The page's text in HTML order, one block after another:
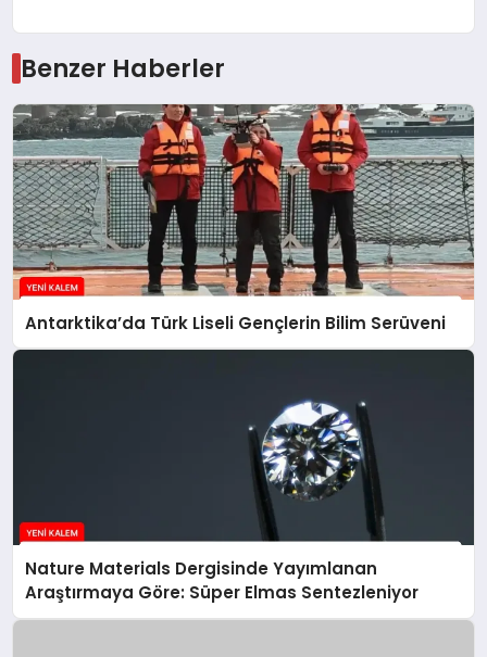
Benzer Haberler
Antarktika’da Türk Liseli Gençlerin Bilim Serüveni
Nature Materials Dergisinde Yayımlanan
Araştırmaya Göre: Süper Elmas Sentezleniyor